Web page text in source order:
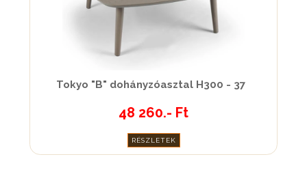
Tokyo "B" dohányzóasztal H300 - 37
48 260.- Ft
RÉSZLETEK